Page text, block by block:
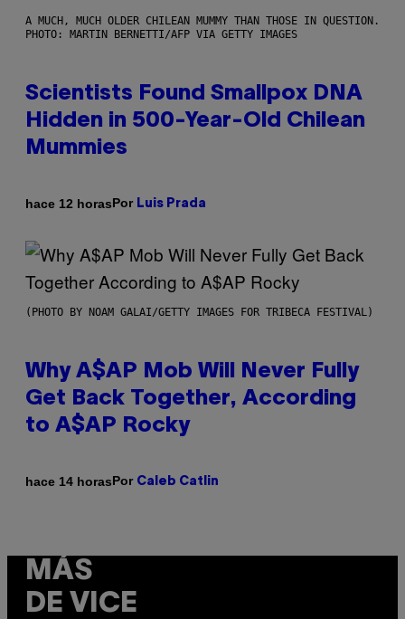
A MUCH, MUCH OLDER CHILEAN MUMMY THAN THOSE IN QUESTION.
PHOTO: MARTIN BERNETTI/AFP VIA GETTY IMAGES
Scientists Found Smallpox DNA
Hidden in 500-Year-Old Chilean
Mummies
hace 12 horasPor Luis Prada
(PHOTO BY NOAM GALAI/GETTY IMAGES FOR TRIBECA FESTIVAL)
Why A$AP Mob Will Never Fully
Get Back Together, According
to A$AP Rocky
hace 14 horasPor Caleb Catlin
MÁS
DE VICE